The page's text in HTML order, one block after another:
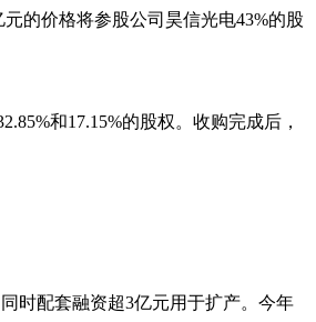
的价格将参股公司昊信光电43%的股
和17.15%的股权。收购完成后，
时配套融资超3亿元用于扩产。今年